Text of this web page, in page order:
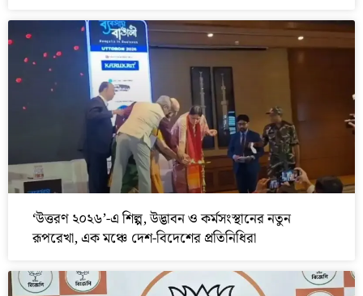
‘উত্তরণ ২০২৬’-এ শিল্প, উদ্ভাবন ও কর্মসংস্থানের নতুন
রূপরেখা, এক মঞ্চে দেশ-বিদেশের প্রতিনিধিরা